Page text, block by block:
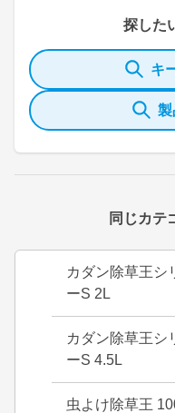
探した
キ
製
同じカテ
カダン除草王シ
ーS 2L
カダン除草王シ
ーS 4.5L
虫よけ除草王